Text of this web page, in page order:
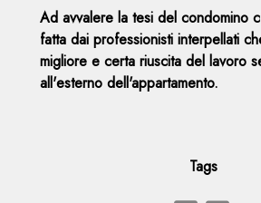
Ad avvalere la tesi del condomino
fatta dai professionisti interpellati
migliore e certa riuscita del lavoro
all'esterno dell'appartamento.
Tags